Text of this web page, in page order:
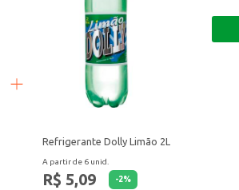
Refrigerante Dolly Limão 2L
A partir de 6 unid.
R$ 5,09 -2%